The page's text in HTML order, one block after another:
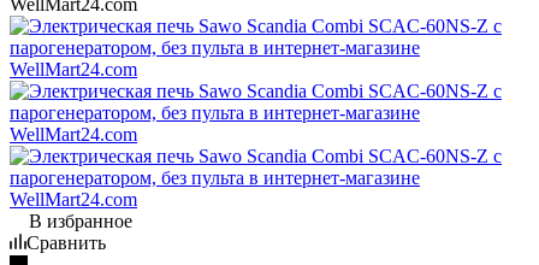
В избранное
Сравнить